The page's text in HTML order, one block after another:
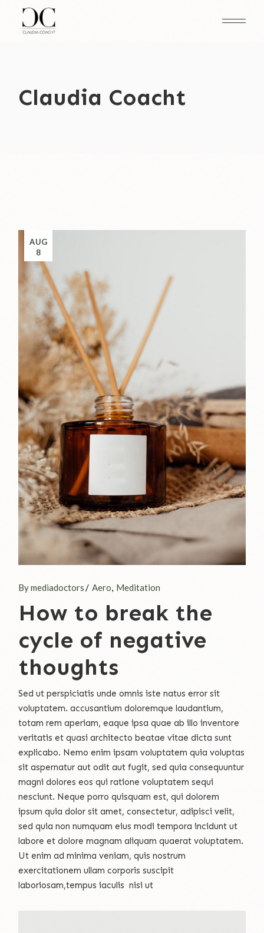
Claudia Coacht
AUG
8
By mediadoctors Aero Meditation
How to break the
cycle of negative
thoughts
Sed ut perspiciatis unde omnis iste natus error sit
voluptatem. accusantium doloremque laudantium,
totam rem aperiam, eaque ipsa quae ab illo inventore
veritatis et quasi architecto beatae vitae dicta sunt
explicabo. Nemo enim ipsam voluptatem quia voluptas
sit aspernatur aut odit aut fugit, sed quia consequuntur
magni dolores eos qui ratione voluptatem sequi
nesciunt. Neque porro quisquam est, qui dolorem
ipsum quia dolor sit amet, consectetur, adipisci velit,
sed quia non numquam eius modi tempora incidunt ut
labore et dolore magnam aliquam quaerat voluptatem.
Ut enim ad minima veniam, quis nostrum
exercitationem ullam corporis suscipit
laboriosam,tempus iaculis nisi ut